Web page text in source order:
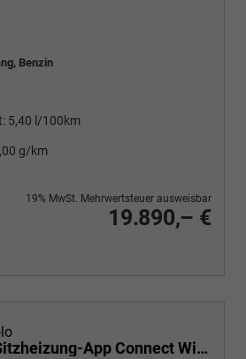
Benzin
5,40 l/100km
g/km
19.890,– €
19% MwSt. Mehrwertsteuer ausweisbar
drucken
Yes 1.0 80 PS Sitzheizung-App Connect Wireless-Einparkhilfe-Klima-Sofort